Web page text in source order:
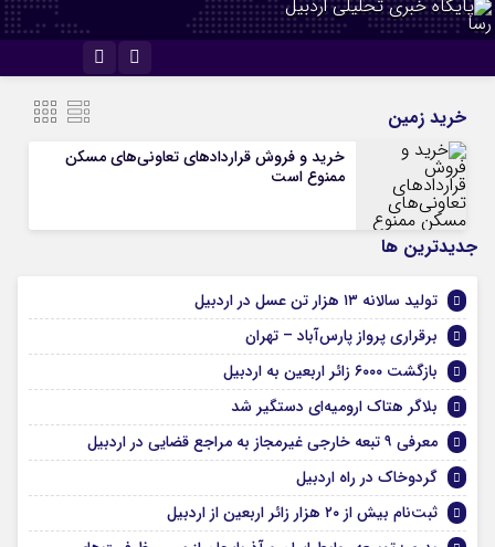
خرید زمین
خرید و فروش قراردادهای تعاونی‌های مسکن
ممنوع است
جديدترين ها
تولید سالانه ۱۳ هزار تن عسل در اردبیل
برقراری پرواز پارس‌آباد – تهران
بازگشت ۶۰۰۰ زائر اربعین به اردبیل
بلاگر هتاک ارومیه‌ای دستگیر شد
معرفی ۹ تبعه خارجی غیرمجاز به مراجع قضایی در اردبیل
گردوخاک در راه اردبیل
ثبت‌نام بیش از ۲۰ هزار زائر اربعین از اردبیل